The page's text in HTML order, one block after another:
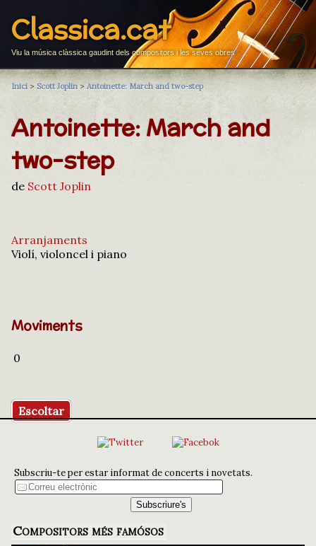
Classica.cat
Viu la música clàssica gaudint dels compositors i les seves obres
Inici > Scott Joplin > Antoinette: March and two-step
Antoinette: March and
two-step
de Scott Joplin
Arranjaments
Violí, violoncel i piano
Moviments
0
Escoltar
Subscriu-te per estar informat de concerts i novetats.
Compositors més famósos